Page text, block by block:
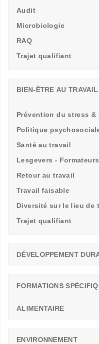
Audit
Microbiologie
RAQ
Trajet qualifiant
BIEN-ÊTRE AU TRAVAIL
Prévention du stress
Politique
Santé au travail
Lesgevers - Formateurs
Retour au travail
Travail faisable
Diversité sur le lieu de
Trajet qualifiant
DÉVELOPPEMENT
FORMATIONS
ALIMENTAIRE
ENVIRONNEMENT